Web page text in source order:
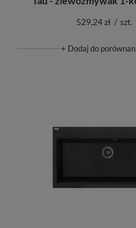
529,24 zł / szt.
+ Dodaj do